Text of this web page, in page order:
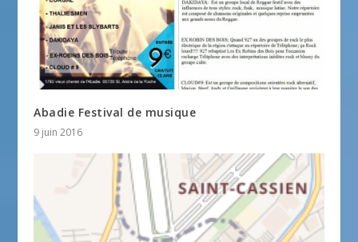
Abadie Festival de musique
9 juin 2016